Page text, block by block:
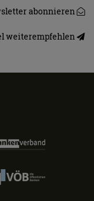
abonnieren
weiterempfehlen